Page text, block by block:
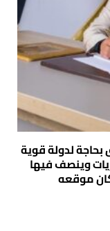
لدولة قوية
وينصف فيها
موقعه